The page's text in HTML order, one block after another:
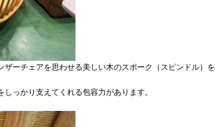
ザーチェアを思わせる美しい木のスポーク（スピンドル）を
っかり支えてくれる包容力があります。